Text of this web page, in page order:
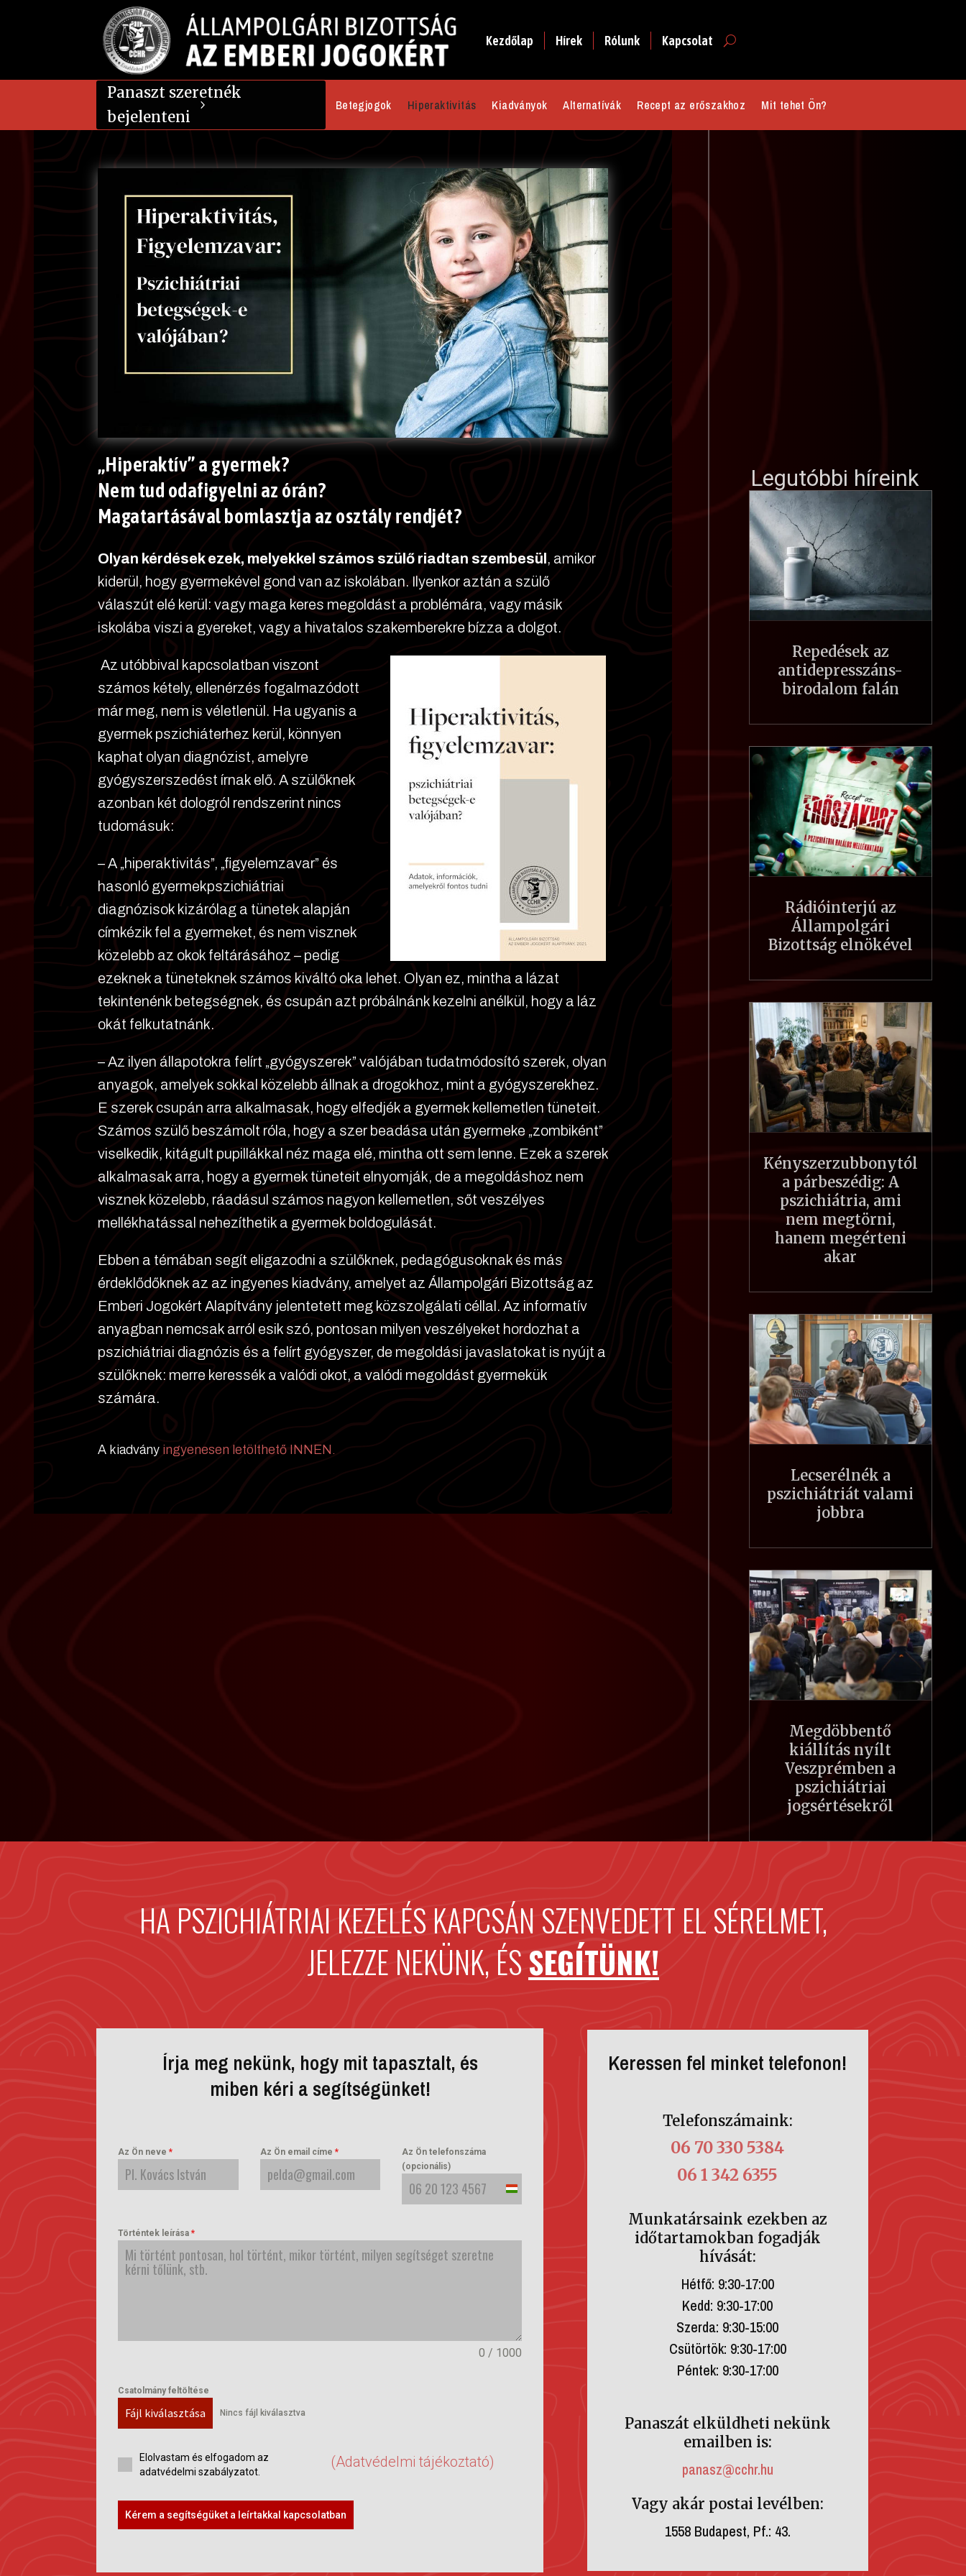
Kezdőlap Hírek Rólunk Kapcsolat
Panaszt szeretnék
bejelenteni
Betegjogok Hiperaktivitás Kiadványok Alternatívák Recept az erőszakhoz Mit tehet Ön?
„Hiperaktív” a gyermek?
Nem tud odafigyelni az órán?
Magatartásával bomlasztja az osztály rendjét?
Olyan kérdések ezek, melyekkel számos szülő riadtan szembesül , amikor
kiderül, hogy gyermekével gond van az iskolában. Ilyenkor aztán a szülő
válaszút elé kerül: vagy maga keres megoldást a problémára, vagy másik
iskolába viszi a gyereket, vagy a hivatalos szakemberekre bízza a dolgot.
Az utóbbival kapcsolatban viszont
számos kétely, ellenérzés fogalmazódott
már meg, nem is véletlenül. Ha ugyanis a
gyermek pszichiáterhez kerül, könnyen
kaphat olyan diagnózist, amelyre
gyógyszerszedést írnak elő. A szülőknek
azonban két dologról rendszerint nincs
tudomásuk:
– A „hiperaktivitás”, „figyelemzavar” és
hasonló gyermekpszichiátriai
diagnózisok kizárólag a tünetek alapján
címkézik fel a gyermeket, és nem visznek
közelebb az okok feltárásához – pedig
ezeknek a tüneteknek számos kiváltó oka lehet. Olyan ez, mintha a lázat
tekintenénk betegségnek, és csupán azt próbálnánk kezelni anélkül, hogy a láz
okát felkutatnánk.
– Az ilyen állapotokra felírt „gyógyszerek” valójában tudatmódosító szerek, olyan
anyagok, amelyek sokkal közelebb állnak a drogokhoz, mint a gyógyszerekhez.
E szerek csupán arra alkalmasak, hogy elfedjék a gyermek kellemetlen tüneteit.
Számos szülő beszámolt róla, hogy a szer beadása után gyermeke „zombiként”
viselkedik, kitágult pupillákkal néz maga elé, mintha ott sem lenne. Ezek a szerek
alkalmasak arra, hogy a gyermek tüneteit elnyomják, de a megoldáshoz nem
visznek közelebb, ráadásul számos nagyon kellemetlen, sőt veszélyes
mellékhatással nehezíthetik a gyermek boldogulását.
Ebben a témában segít eligazodni a szülőknek, pedagógusoknak és más
érdeklődőknek az az ingyenes kiadvány, amelyet az Állampolgári Bizottság az
Emberi Jogokért Alapítvány jelentetett meg közszolgálati céllal. Az informatív
anyagban nemcsak arról esik szó, pontosan milyen veszélyeket hordozhat a
pszichiátriai diagnózis és a felírt gyógyszer, de megoldási javaslatokat is nyújt a
szülőknek: merre keressék a valódi okot, a valódi megoldást gyermekük
számára.
A kiadvány ingyenesen letölthető INNEN.
Legutóbbi híreink
Repedések az
antidepresszáns-
birodalom falán
Rádióinterjú az
Állampolgári
Bizottság elnökével
Kényszerzubbonytól
a párbeszédig: A
pszichiátria, ami
nem megtörni,
hanem megérteni
akar
Lecserélnék a
pszichiátriát valami
jobbra
Megdöbbentő
kiállítás nyílt
Veszprémben a
pszichiátriai
jogsértésekről
HA PSZICHIÁTRIAI KEZELÉS KAPCSÁN SZENVEDETT EL SÉRELMET,
JELEZZE NEKÜNK, ÉSSEGÍTÜNK!
Írja meg nekünk, hogy mit tapasztalt, és
miben kéri a segítségünket!
Az Ön neve* Az Ön email címe *
Az Ön telefonszáma
(opcionális)
Hungary
Történtek leírása*
0 / 1000
Csatolmány feltöltése
Fájl kiválasztása Nincs fájl kiválasztva
Elolvastam és elfogadom az
adatvédelmi szabályzatot.
(Adatvédelmi tájékoztató)
Kérem a segítségüket a leírtakkal kapcsolatban
Keressen fel minket telefonon!
Telefonszámaink:
06 70 330 5384
06 1 342 6355
Munkatársaink ezekben az
időtartamokban fogadják
hívását:
Hétfő: 9:30-17:00
Kedd: 9:30-17:00
Szerda: 9:30-15:00
Csütörtök: 9:30-17:00
Péntek: 9:30-17:00
Panaszát elküldheti nekünk
emailben is:
panasz@cchr.hu
Vagy akár postai levélben:
1558 Budapest, Pf.: 43.